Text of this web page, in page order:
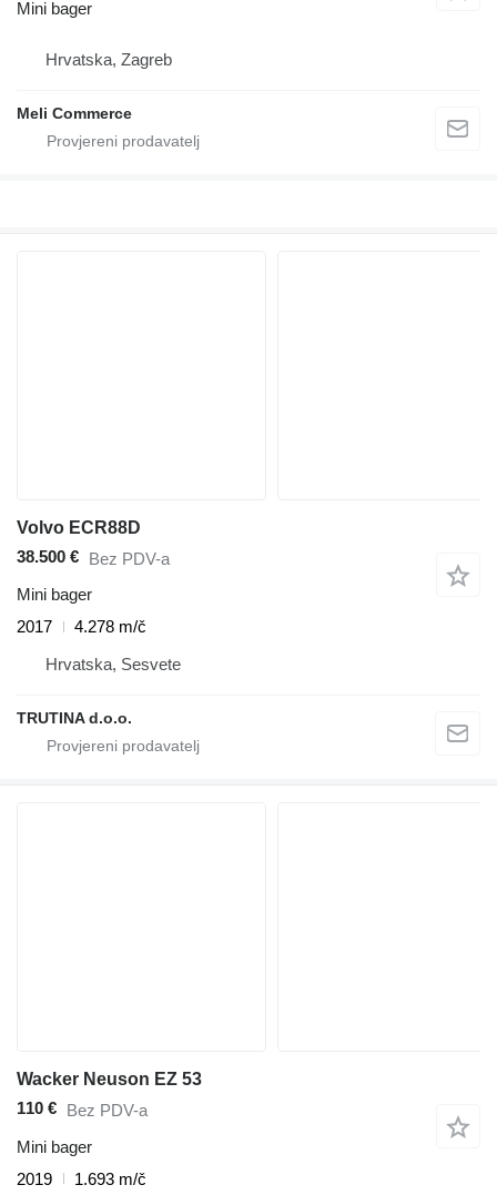
Mini bager
Hrvatska, Zagreb
Meli Commerce
Volvo ECR88D
38.500 € Bez PDV-a
Mini bager
2017
4.278 m/č
Hrvatska, Sesvete
TRUTINA d.o.o.
Wacker Neuson EZ 53
110 € Bez PDV-a
Mini bager
2019
1.693 m/č